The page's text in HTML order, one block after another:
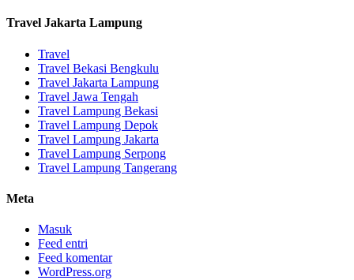
Travel Jakarta Lampung
Travel
Travel Bekasi Bengkulu
Travel Jakarta Lampung
Travel Jawa Tengah
Travel Lampung Bekasi
Travel Lampung Depok
Travel Lampung Jakarta
Travel Lampung Serpong
Travel Lampung Tangerang
Meta
Masuk
Feed entri
Feed komentar
WordPress.org